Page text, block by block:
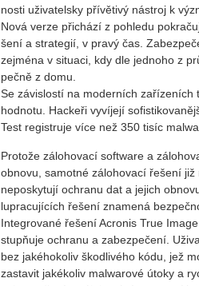
nos­ti uži­va­tel­sky pří­vě­ti­vý ná­stroj k
Nová verze při­chá­zí z po­hle­du
še­ní a stra­te­gií, v pravý čas.
zejmé­na v si­tu­a­ci, kdy dle jed­no­ho z
peč­ně z domu.
Se zá­vis­los­tí na mo­der­ních
hod­no­tu. Hac­ke­ři vy­ví­je­jí
Test re­gis­tru­je více než 350 tisíc
Pro­to­že zá­lo­ho­va­cí soft­ware a
ob­no­vu, sa­mot­né zá­lo­ho­va­cí ře­še­ní
ne­po­sky­tu­jí ochra­nu dat a je­jich
lu­pra­cu­jí­cích ře­še­ní zna­me­ná
In­te­gro­va­né ře­še­ní Acro­nis True
stupňuje ochra­nu a za­bez­pe­če­ní.
bez ja­ké­ho­ko­liv škod­li­vé­ho kódu, jež
za­sta­vit ja­ké­ko­liv ma­l­wa­ro­vé útoky a